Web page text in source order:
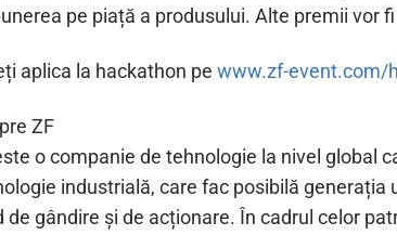
pe piață a produsului. Alte premii vor
aplica la hackathon pewww.zf-event.com/
ZF
o companie de tehnologie la nivel global
industrială, care fac posibilă
de gândire și de acționare. În cadrul celor